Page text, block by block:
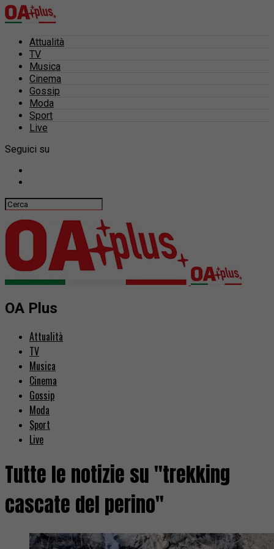
Attualità
TV
Musica
Cinema
Gossip
Moda
Sport
Live
Seguici su
OA Plus
Attualità
TV
Musica
Cinema
Gossip
Moda
Sport
Live
Tutte le notizie su "trekking
cascate del perino"